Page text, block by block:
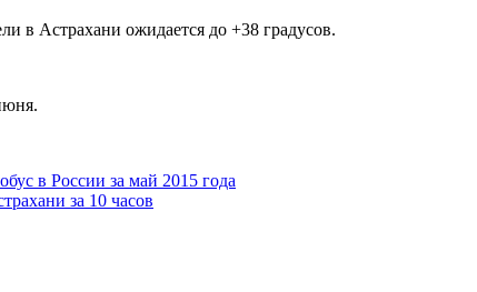
в Астрахани ожидается до +38 градусов.
в России за май 2015 года
за 10 часов